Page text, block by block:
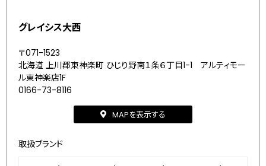
グレイシス大西
〒071-1523
北海道 上川郡東神楽町 ひじり野南１条６丁目1-1 アルティモー
ル東神楽店1F
0166-73-8116
MAPを表示する
取扱ブランド